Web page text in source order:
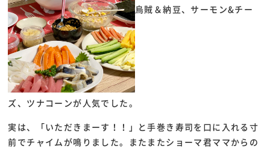
烏賊＆納豆、サーモン&チー
ズ、ツナコーンが人気でした。
実は、「いただきまーす！！」と手巻き寿司を口に入れる寸
前でチャイムが鳴りました。またまたショーマ君ママからの